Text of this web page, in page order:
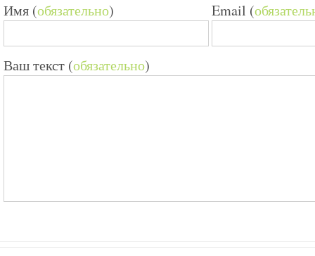
Имя (обязательно) Email (
Ваш текст (обязательно)